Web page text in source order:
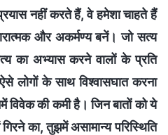
नहीं करते हैं, वे हमेशा चाहते हैं
और अकर्मण्य बनें। जो सत्य
का अभ्यास करने वालों के प्रति
लोगों के साथ विश्वासघात करना
की कमी है। जिन बातों को ये
का, तुझमें असामान्य परिस्थिति